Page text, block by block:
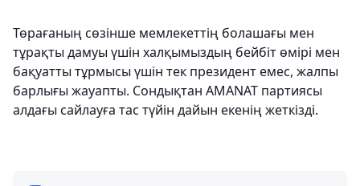
Төрағаның сөзінше мемлекеттің болашағы мен
тұрақты дамуы үшін халқымыздың бейбіт өмірі мен
бақуатты тұрмысы үшін тек президент емес, жалпы
барлығы жауапты. Сондықтан AMANAT партиясы
алдағы сайлауға тас түйін дайын екенің жеткізді.